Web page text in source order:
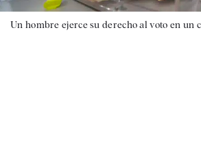
Un hombre ejerce su derecho al voto en un